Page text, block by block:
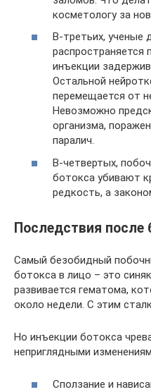
косметологу за
В-третьих, ученые
распространяется
инъекции
Остальной
перемещается от
Невозможно
организма,
паралич.
В-четвертых,
ботокса убивают
редкость, а
Последствия после
Самый безобидный
ботокса в лицо – это
развивается гематома,
около недели. С этим
Но инъекции ботокса
неприглядными
Сползание и